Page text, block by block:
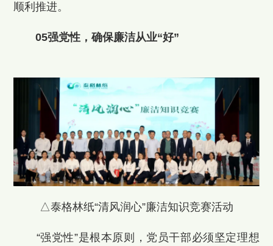
顺利推进。
05强党性，确保廉洁从业“好”
△泰格林纸“清风润心”廉洁知识竞赛活动
“强党性”是根本原则，党员干部必须坚定理想